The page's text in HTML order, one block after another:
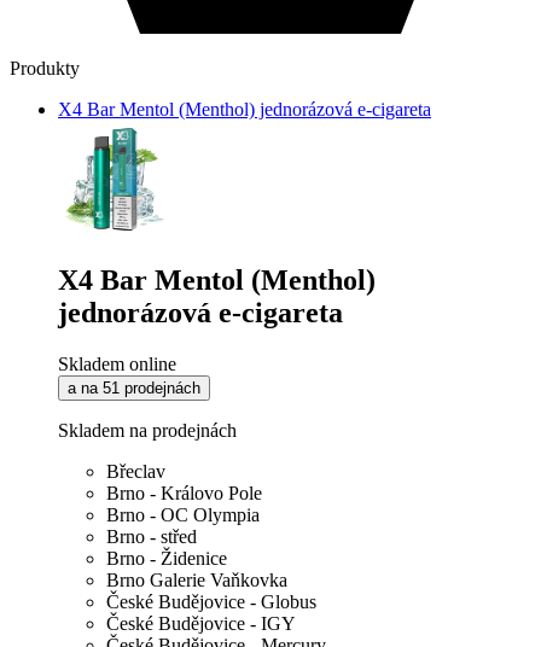
Produkty
X4 Bar Mentol (Menthol) jednorázová e-cigareta
X4 Bar Mentol (Menthol)
jednorázová e-cigareta
Skladem online
a na 51 prodejnách
Skladem na prodejnách
Břeclav
Brno - Královo Pole
Brno - OC Olympia
Brno - střed
Brno - Židenice
Brno Galerie Vaňkovka
České Budějovice - Globus
České Budějovice - IGY